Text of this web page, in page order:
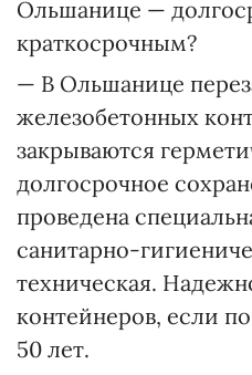
Ольшанице —
краткосрочным?
— В Ольшанице
железобетонных
закрываются
долгосрочное
проведена
санитарно-
техническая.
контейнеров, если
50 лет.